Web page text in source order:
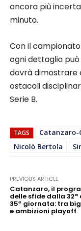
ancora più
minuto.
Con il
ogni dettaglio
dovrà dimostrare
ostacoli
Serie B.
TAGS
Nicolò Bertola
PREVIOUS ARTICLE
Catanzaro, il
delle sfide dalla 32ª
35ª giornata: tra
e ambizioni playoff